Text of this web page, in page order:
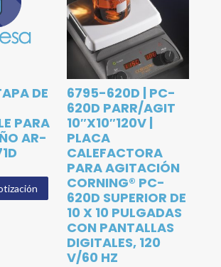
DE
PARA
AR-
6795-620D | PC-
620D PARR/AGIT
10″X10″120V |
PLACA
CALEFACTORA
PARA AGITACIÓN
CORNING® PC-
620D SUPERIOR DE
10 X 10 PULGADAS
CON PANTALLAS
DIGITALES, 120
V/60 HZ